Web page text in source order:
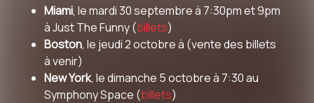
Miami, le mardi 30 septembre à 7:30pm et 9pm
à Just The Funny (billets)
Boston, le jeudi 2 octobre à (vente des billets
à venir)
New York, le dimanche 5 octobre à 7:30 au
Symphony Space (billets)